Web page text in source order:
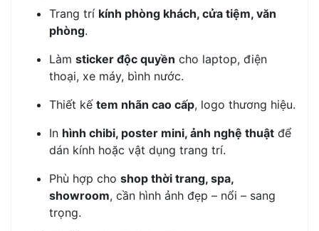
Trang trí kính phòng khách, cửa tiệm, văn
phòng.
Làm sticker độc quyền cho laptop, điện
thoại, xe máy, bình nước.
Thiết kế tem nhãn cao cấp, logo thương hiệu.
In hình chibi, poster mini, ảnh nghệ thuậtđể
dán kính hoặc vật dụng trang trí.
Phù hợp cho shop thời trang, spa,
showroom, cần hình ảnh đẹp – nổi – sang
trọng.